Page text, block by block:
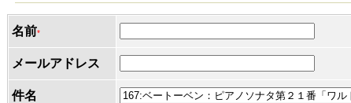
名前*
メールアドレス
件名